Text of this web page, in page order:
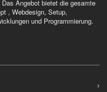
Angebot bietet die gesamte
, Webdesign, Setup,
und Programmierung.